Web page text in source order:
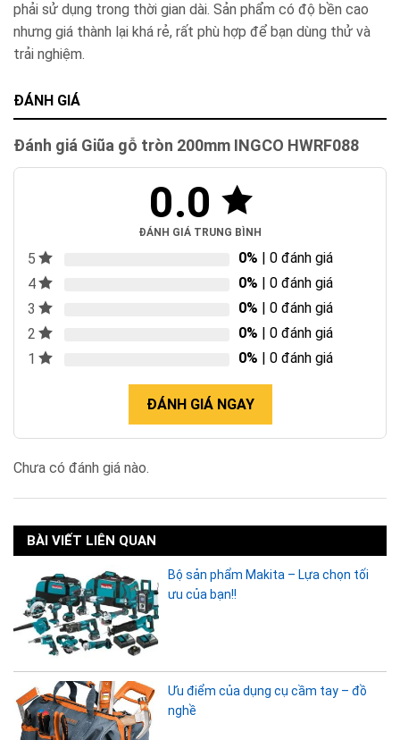
phải sử dụng trong thời gian dài. Sản phẩm có độ bền cao
nhưng giá thành lại khá rẻ, rất phù hợp để bạn dùng thử và
trải nghiệm.
ĐÁNH GIÁ
Đánh giá Giũa gỗ tròn 200mm INGCO HWRF088
0.0
ĐÁNH GIÁ TRUNG BÌNH
5 0% | 0 đánh giá
4
0% | 0 đánh giá
3
0% | 0 đánh giá
2
0% | 0 đánh giá
1
0% | 0 đánh giá
ĐÁNH GIÁ NGAY
Chưa có đánh giá nào.
BÀI VIẾT LIÊN QUAN
Bộ sản phẩm Makita – Lựa chọn tối
ưu của bạn!!
Ưu điểm của dụng cụ cầm tay – đồ
nghề